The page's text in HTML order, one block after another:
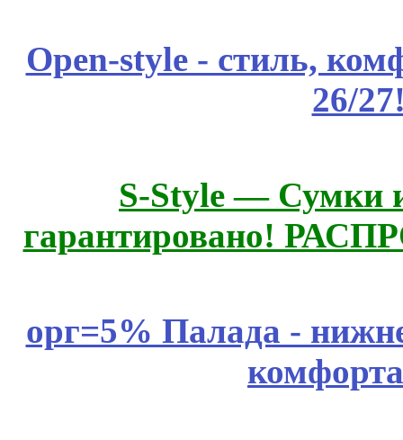
Open-style - стиль,
26/
S-Style — Сумки
гарантировано!
орг=5% Палада -